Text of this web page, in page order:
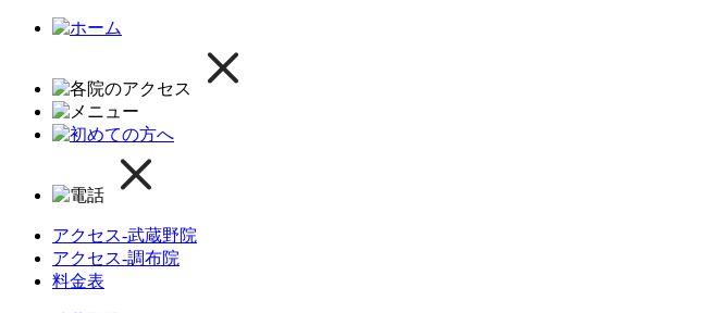
アクセス-武蔵野院
アクセス-調布院
料金表